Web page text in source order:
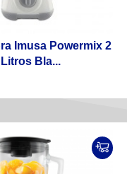
Imusa Powermix 2
Litros Bla...